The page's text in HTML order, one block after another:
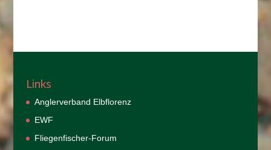
Links
Anglerverband Elbflorenz
EWF
Fliegenfischer-Forum